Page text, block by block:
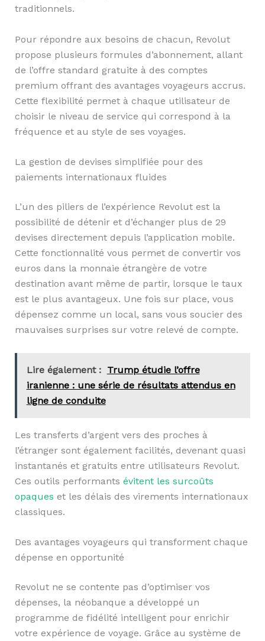
traditionnels.
Pour répondre aux besoins de chacun, Revolut
propose plusieurs formules d’abonnement, allant
de l’offre standard gratuite à des comptes
premium offrant des avantages voyageurs accrus.
Cette flexibilité permet à chaque utilisateur de
choisir le niveau de service qui correspond à la
fréquence et au style de ses voyages.
La gestion de devises simplifiée pour des
paiements internationaux fluides
L’un des piliers de l’expérience Revolut est la
possibilité de détenir et d’échanger plus de 29
devises directement depuis l’application mobile.
Cette fonctionnalité vous permet de convertir vos
euros dans la monnaie étrangère de votre
destination avant même de partir, lorsque le taux
est le plus avantageux. Une fois sur place, vous
dépensez comme un local, sans vous soucier des
mauvaises surprises sur votre relevé de compte.
Lire également : Trump étudie l’offre
iranienne : une série de résultats attendus en
ligne de conduite
Les transferts d’argent vers des proches à
l’étranger sont également facilités, devenant quasi
instantanés et gratuits entre utilisateurs Revolut.
Ces outils performants évitent les surcoûts
opaques et les délais des virements internationaux
classiques.
Des avantages voyageurs qui transforment chaque
dépense en opportunité
Revolut ne se contente pas d’optimiser vos
dépenses, la néobanque a développé un
programme de fidélité intelligent pour enrichir
votre expérience de voyage. Grâce au système de